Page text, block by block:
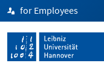
for Employees